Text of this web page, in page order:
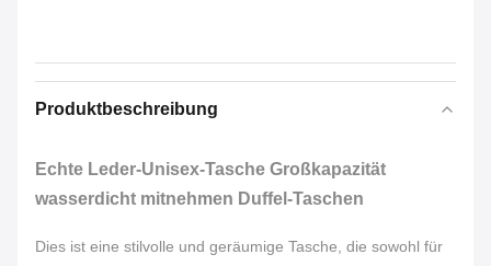
Produktbeschreibung
Echte Leder-Unisex-Tasche Großkapazität
wasserdicht mitnehmen Duffel-Taschen
Dies ist eine stilvolle und geräumige Tasche, die sowohl für